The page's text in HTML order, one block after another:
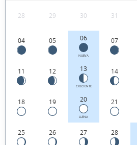
28 29 30 31
04 05 06
NUEVA
07
11 12 13
CRECIENTE
14
18 19 20
LLENA
21
25 26 27 28